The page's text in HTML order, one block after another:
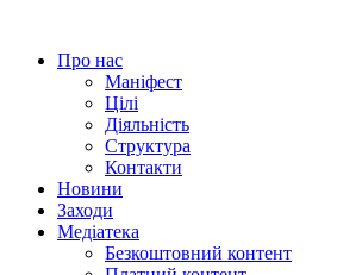
вмістуПро нас
Маніфест
Цілі
Діяльність
Структура
Контакти
Новини
Заходи
Медіатека
Безкоштовний контент